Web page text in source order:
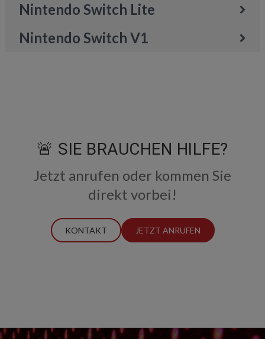
Nintendo Switch Lite
Nintendo Switch V1
🚨 SIE BRAUCHEN HILFE?
Jetzt anrufen oder kommen Sie
direkt vorbei!
KONTAKT JETZT ANRUFEN